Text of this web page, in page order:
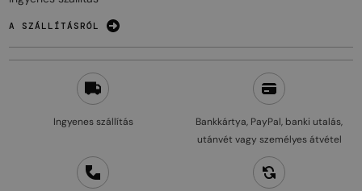
Ingyenes szállítás
Bankkártya, PayPal, banki utalás,
utánvét vagy személyes átvétel
A SZÁLLÍTÁSRÓL